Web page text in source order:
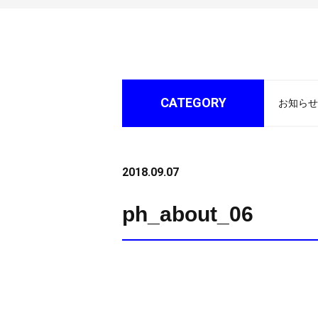
CATEGORY お知らせ
2018.09.07
ph_about_06